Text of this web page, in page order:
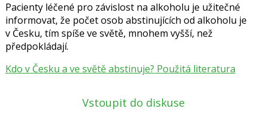
Pacienty léčené pro závislost na alkoholu je užitečné
informovat, že počet osob abstinujících od alkoholu je
v Česku, tím spíše ve světě, mnohem vyšší, než
předpokládají.
Kdo v Česku a ve světě abstinuje? Použitá literatura
Vstoupit do diskuse